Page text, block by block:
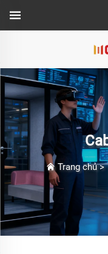
Trang chủ